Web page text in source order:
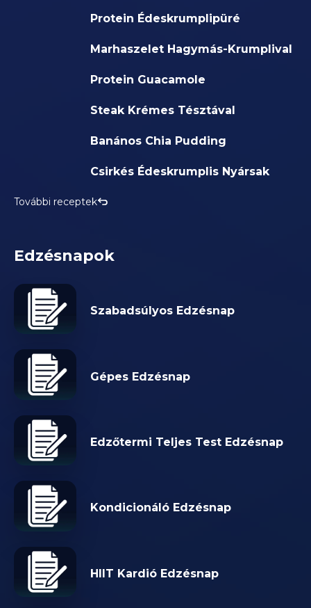
Protein Édeskrumplipüré
Marhaszelet Hagymás-Krumplival
Protein Guacamole
Steak Krémes Tésztával
Banános Chia Pudding
Csirkés Édeskrumplis Nyársak
További receptek
Edzésnapok
Szabadsúlyos Edzésnap
Gépes Edzésnap
Edzőtermi Teljes Test Edzésnap
Kondicionáló Edzésnap
HIIT Kardió Edzésnap